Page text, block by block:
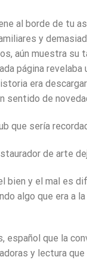
al borde de tu
y
aún muestra su
página revelaba
era
sentido de
que sería
de arte
bien y el mal es
algo que era a
español que la
y lectura